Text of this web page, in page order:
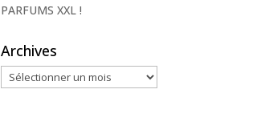
PARFUMS XXL !
Archives
Archives